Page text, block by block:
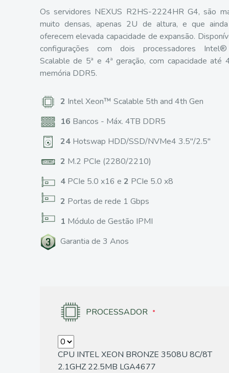
Os servidores NEXUS R2HS-2224HR G4, são
muito densas, apenas 2U de altura, e que
oferecem elevada capacidade de expansão.
configurações com dois processadores
Scalable de 5ª e 4ª geração, com capacidade até
memória DDR5.
2 Intel Xeon™ Scalable 5th and 4th Gen
16 Bancos - Máx. 4TB DDR5
24Hotswap HDD/SSD/NVMe4 3.5"/2.5"
2 M.2 PCIe (2280/2210)
4PCIe 5.0 x16 e 2 PCIe 5.0 x8
2 Portas de rede 1 Gbps
1 Módulo de Gestão IPMI
Garantia de 3 Anos
PROCESSADOR
CPU INTEL XEON BRONZE 3508U 8C/8T
2.1GHZ 22.5MB LGA4677